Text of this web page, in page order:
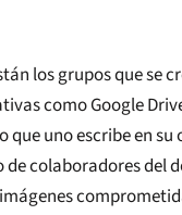
los grupos que se
como Google
que uno escribe en
colaboradores del